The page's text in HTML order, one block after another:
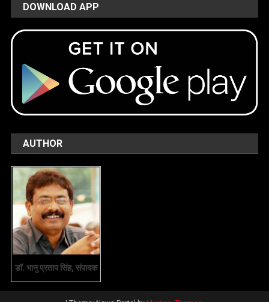
DOWNLOAD APP
AUTHOR
डॉ. भानु प्रताप सिंह, संपादक